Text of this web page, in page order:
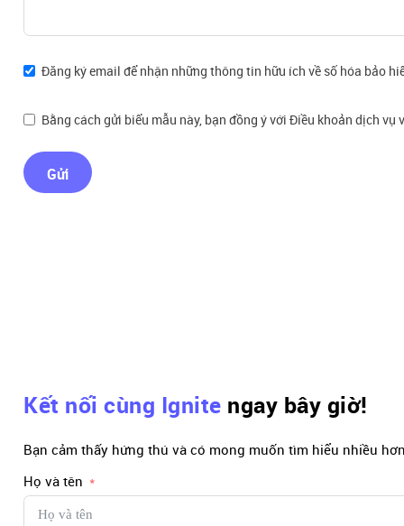
Đăng ký email để nhận những thông tin hữu ích về số hóa bảo
Bằng cách gửi biểu mẫu này, bạn đồng ý với Điều khoản dịch
Gửi
Kết nối cùng Ignite ngay bây giờ!
Bạn cảm thấy hứng thú và có mong muốn tìm hiểu nhiều
Họ và tên